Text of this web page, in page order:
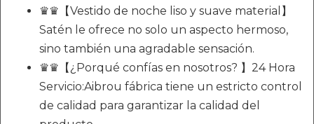
♛♛【Vestido de noche liso y suave material】
Satén le ofrece no solo un aspecto hermoso,
sino también una agradable sensación.
♛♛【¿Porqué confías en nosotros? 】24 Hora
Servicio:Aibrou fábrica tiene un estricto control
de calidad para garantizar la calidad del